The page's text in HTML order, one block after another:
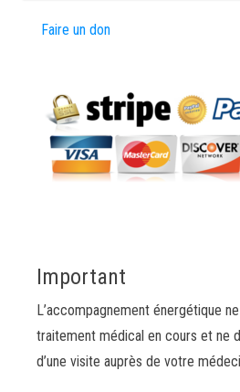
Faire un don
Important
L’accompagnement énergétique
traitement médical en cours et ne
d’une visite auprès de votre